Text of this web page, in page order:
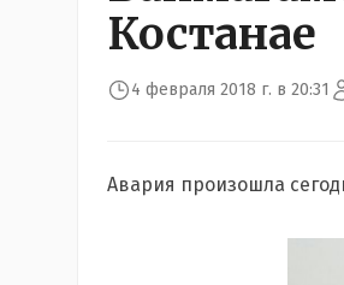
Костанае
4 февраля 2018 г. в 20:31
Авария произошла